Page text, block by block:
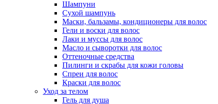
Шампуни
Сухой шампунь
Маски, бальзамы, кондиционеры для волос
Гели и воски для волос
Лаки и муссы для волос
Масло и сыворотки для волос
Оттеночные средства
Пилинги и скрабы для кожи головы
Спреи для волос
Краски для волос
Уход за телом
Гель для душа